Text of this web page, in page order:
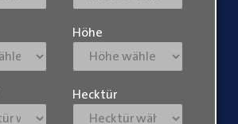
Höhe
Hecktür